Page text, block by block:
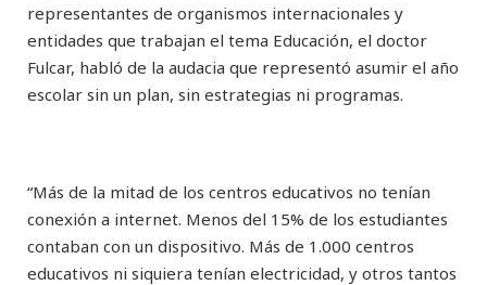
representantes de organismos internacionales y
entidades que trabajan el tema Educación, el doctor
Fulcar, habló de la audacia que representó asumir el año
escolar sin un plan, sin estrategias ni programas.
“Más de la mitad de los centros educativos no tenían
conexión a internet. Menos del 15% de los estudiantes
contaban con un dispositivo. Más de 1.000 centros
educativos ni siquiera tenían electricidad, y otros tantos